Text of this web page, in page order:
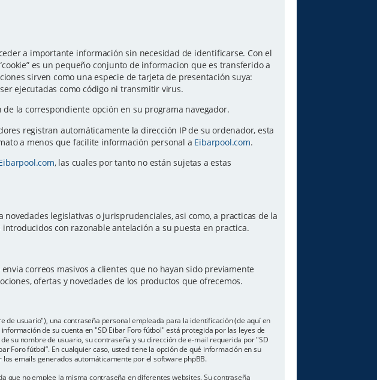
a importante información sin necesidad de identificarse. Con el
es un pequeño conjunto de informacion que es transferido a
sirven como una especie de tarjeta de presentación suya:
ejecutadas como código ni transmitir virus.
la correspondiente opción en su programa navegador.
registran automáticamente la dirección IP de su ordenador, esta
a menos que facilite información personal a Eibarpool.com.
, las cuales por tanto no están sujetas a estas
legislativas o jurisprudenciales, asi como, a practicas de la
con razonable antelación a su puesta en practica.
correos masivos a clientes que no hayan sido previamente
ofertas y novedades de los productos que ofrecemos.
usuario"), una contraseña personal empleada para la identificación (de aquí en
de su cuenta en "SD Eibar Foro fútbol" está protegida por las leyes de
su nombre de usuario, su contraseña y su dirección de e-mail requerida por "SD
Foro fútbol”. En cualquier caso, usted tiene la opción de qué información en su
emails generados automáticamente por el software phpBB.
que no emplee la misma contraseña en diferentes websites. Su contraseña